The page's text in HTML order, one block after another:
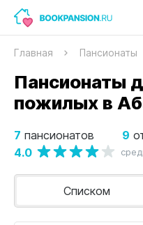
Главная Пансионаты
Пансионаты
пожилых в
7 пансионатов 9
4.0
Списком